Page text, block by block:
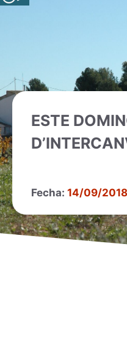
ESTE
Fecha: 14/09/2018